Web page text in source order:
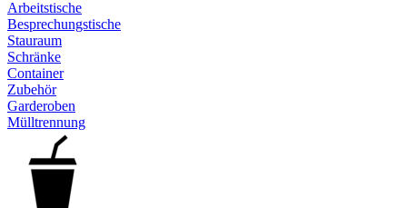
Arbeitstische
Besprechungstische
Stauraum
Schränke
Container
Zubehör
Garderoben
Mülltrennung